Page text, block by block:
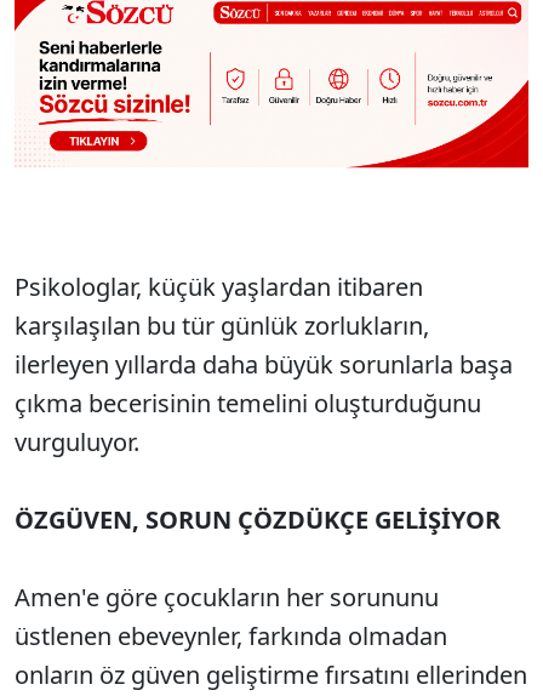
Psikologlar, küçük yaşlardan itibaren
karşılaşılan bu tür günlük zorlukların,
ilerleyen yıllarda daha büyük sorunlarla başa
çıkma becerisinin temelini oluşturduğunu
vurguluyor.
ÖZGÜVEN, SORUN ÇÖZDÜKÇE GELİŞİYOR
Amen'e göre çocukların her sorununu
üstlenen ebeveynler, farkında olmadan
onların öz güven geliştirme fırsatını ellerinden